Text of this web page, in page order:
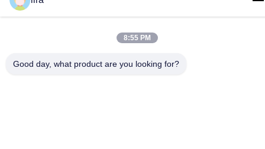
ঠিকানা
8:55 PM
Good day, what product are you looking for?